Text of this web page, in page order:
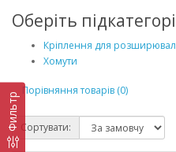
Фильтр
Оберіть
Кріплення для
Хомути
Порівняння товарів (0)
Сортувати: